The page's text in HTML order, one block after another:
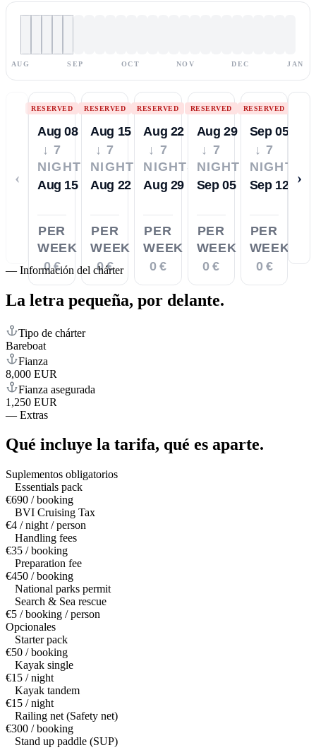
AUG SEP OCT NOV DEC JAN
‹
RESERVED
Aug 08
↓ 7
NIGHTS
Aug 15
PER
WEEK
0 €
RESERVED
Aug 15
↓ 7
NIGHTS
Aug 22
PER
WEEK
0 €
RESERVED
Aug 22
↓ 7
NIGHTS
Aug 29
PER
WEEK
0 €
RESERVED
Aug 29
↓ 7
NIGHTS
Sep 05
PER
WEEK
0 €
RESERVED
Sep 05
↓ 7
NIGHTS
Sep 12
PER
WEEK
0 €
›
— Información del chárter
La letra pequeña, por delante.
Tipo de chárter
Bareboat
Fianza
8,000 EUR
Fianza asegurada
1,250 EUR
— Extras
Qué incluye la tarifa, qué es aparte.
Suplementos obligatorios
Essentials pack
€690 / booking
BVI Cruising Tax
€4 / night / person
Handling fees
€35 / booking
Preparation fee
€450 / booking
National parks permit
Search & Sea rescue
€5 / booking / person
Opcionales
Starter pack
€50 / booking
Kayak single
€15 / night
Kayak tandem
€15 / night
Railing net (Safety net)
€300 / booking
Stand up paddle (SUP)